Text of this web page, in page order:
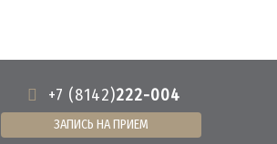
+7 (8142)222-004
ЗАПИСЬ НА ПРИЕМ